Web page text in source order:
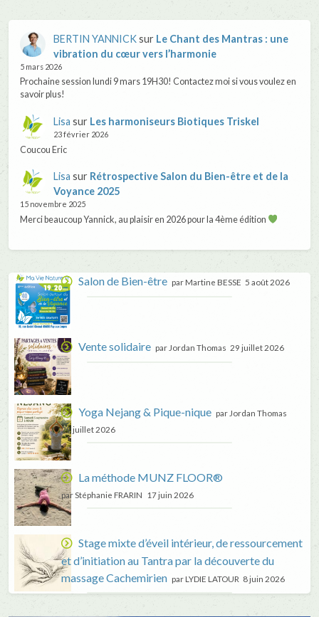
BERTIN YANNICKsur Le Chant des Mantras : une
vibration du cœur vers l’harmonie
5 mars 2026
Prochaine session lundi 9 mars 19H30! Contactez moi si vous voulez en
savoir plus!
Lisa sur Les harmoniseurs Biotiques Triskel
23 février 2026
Coucou Eric
Lisa sur Rétrospective Salon du Bien-être et de la
Voyance 2025
15 novembre 2025
Merci beaucoup Yannick, au plaisir en 2026 pour la 4ème édition
Salon de Bien-être par Martine BESSE 5 août 2026
Vente solidaire par Jordan Thomas 29 juillet 2026
Yoga Nejang & Pique-nique par Jordan Thomas
29 juillet 2026
La méthode MUNZ FLOOR®
par Stéphanie FRARIN 17 juin 2026
Stage mixte d’éveil intérieur, de ressourcement
et d’initiation au Tantra par la découverte du
massage Cachemirien par LYDIE LATOUR 8 juin 2026